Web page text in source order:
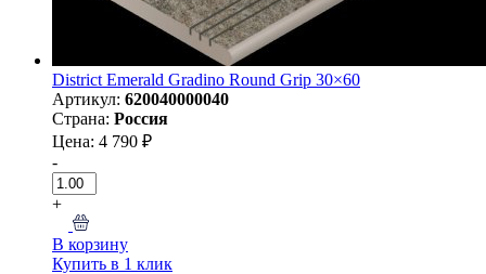
District Emerald Gradino Round Grip 30×60
Артикул: 620040000040
Страна: Россия
Цена: 4 790 ₽
-
+
В корзину
Купить в 1 клик